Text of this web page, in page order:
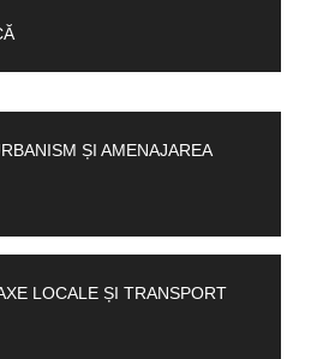
ȘI AMENAJAREA
LOCALE ȘI TRANSPORT